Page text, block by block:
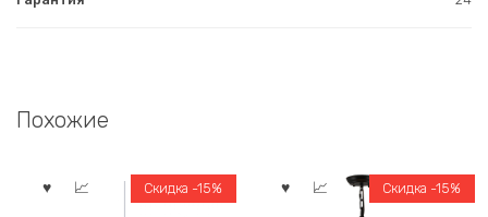
Похожие
Скидка -15% Скидка -15%